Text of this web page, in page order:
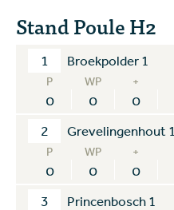
Stand Poule H2
1 Broekpolder 1
P WP +
0 0 0
2 Grevelingenhout 1
P WP +
0 0 0
3 Princenbosch 1